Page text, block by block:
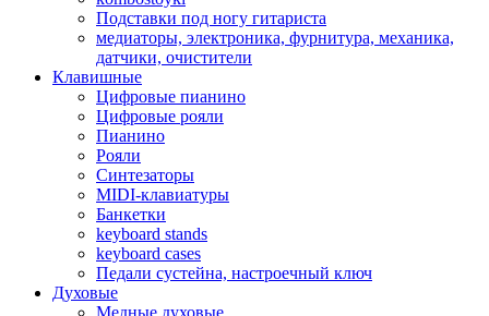
Подставки под ногу гитариста
медиаторы, электроника, фурнитура, механика,
датчики, очистители
Клавишные
Цифровые пианино
Цифровые рояли
Пианино
Рояли
Синтезаторы
MIDI-клавиатуры
Банкетки
keyboard stands
keyboard cases
Педали сустейна, настроечный ключ
Духовые
Медные духовые